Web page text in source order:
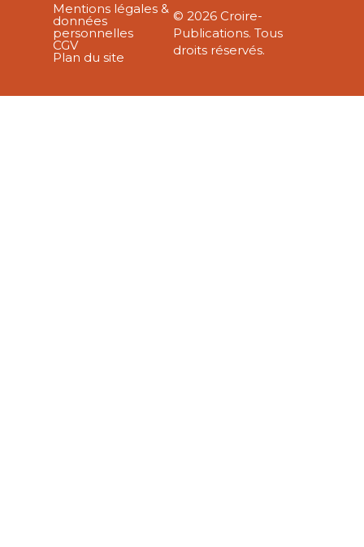
Mentions légales &
données
personnelles
CGV
Plan du site
© 2026 Croire-
Publications. Tous
droits réservés.